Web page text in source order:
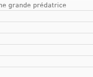
grande prédatrice